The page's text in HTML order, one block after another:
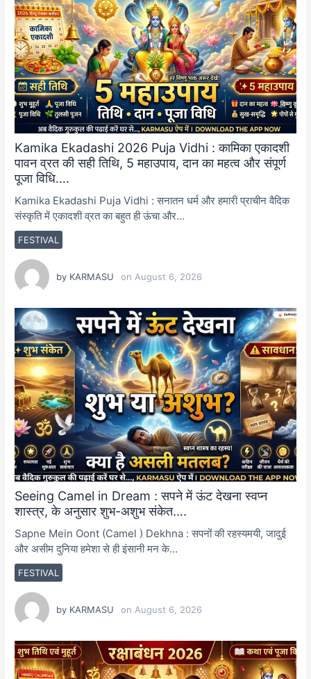
Kamika Ekadashi 2026 Puja Vidhi : कामिका एकादशी
पावन व्रत की सही तिथि, 5 महाउपाय, दान का महत्व और संपूर्ण
पूजा विधि….
FESTIVAL
Kamika Ekadashi Puja Vidhi : सनातन धर्म और हमारी प्राचीन वैदिक
संस्कृति में एकादशी व्रत का बहुत ही ऊंचा और…
by KARMASU onAugust 6, 2026
Seeing Camel in Dream : सपने में ऊंट देखना स्वप्न
शास्त्र, के अनुसार शुभ-अशुभ संकेत….
FESTIVAL
Sapne Mein Oont (Camel ) Dekhna : सपनों की रहस्यमयी, जादुई
और असीम दुनिया हमेशा से ही इंसानी मन के…
by KARMASU onAugust 6, 2026